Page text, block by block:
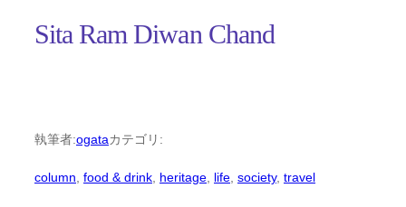
Sita Ram Diwan Chand
執筆者:ogataカテゴリ:
column food & drink heritage life society, travel